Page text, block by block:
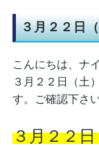
３月２２日
こんにちは、ナ
３月２２日（土
す。ご確認下さい
３月２２